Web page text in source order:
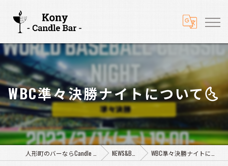
WBC準々決勝ナイトについて🌜️
NEWS&BLOG WBC準々決勝ナイトについて🌜️